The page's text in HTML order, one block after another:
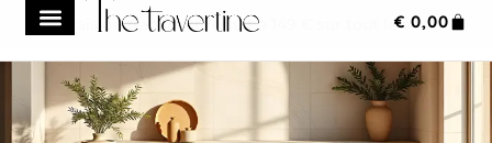
Frais de transport réduit à 149 € sur tout le site
€ 0,00